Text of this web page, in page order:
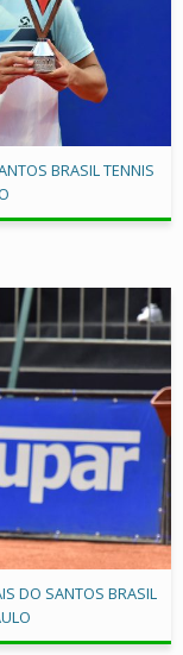
BRASIL TENNIS
DO SANTOS BRASIL